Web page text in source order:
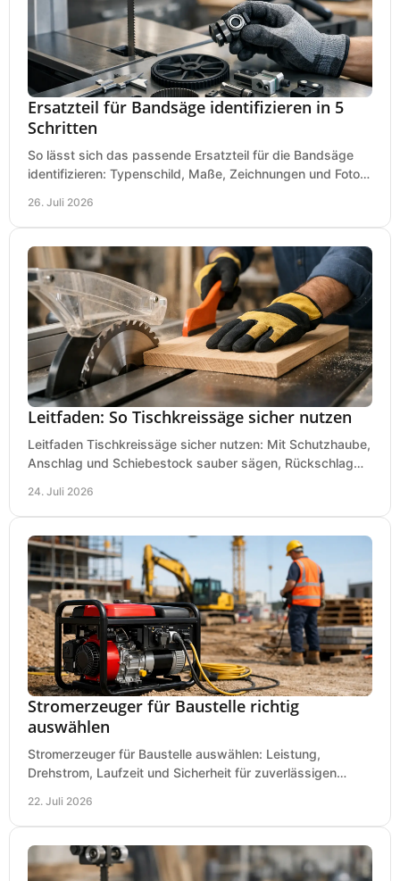
Ersatzteil für Bandsäge identifizieren in 5
Schritten
So lässt sich das passende Ersatzteil für die Bandsäge
identifizieren: Typenschild, Maße, Zeichnungen und Fotos
26. Juli 2026
Leitfaden: So Tischkreissäge sicher nutzen
Leitfaden Tischkreissäge sicher nutzen: Mit Schutzhaube,
Anschlag und Schiebestock sauber sägen, Rückschlag
24. Juli 2026
Stromerzeuger für Baustelle richtig
auswählen
Stromerzeuger für Baustelle auswählen: Leistung,
Drehstrom, Laufzeit und Sicherheit für zuverlässigen
22. Juli 2026